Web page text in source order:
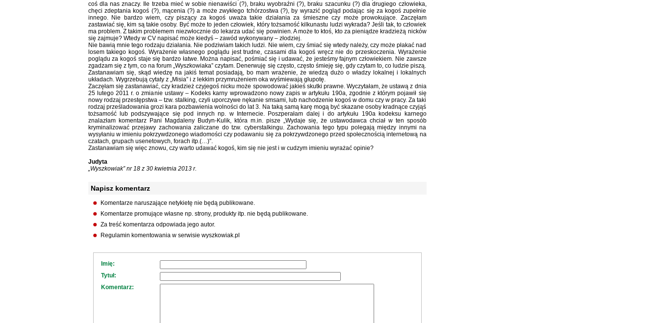
coś dla nas znaczy. Ile trzeba mieć w sobie nienawiści (?), braku wyobraźni (?), braku szacunku (?) dla drugiego człowieka,
chęci zdeptania kogoś (?), mącenia (?) a może zwykłego tchórzostwa (?), by wyrazić pogląd podając się za kogoś zupełnie
innego. Nie bardzo wiem, czy piszący za kogoś uważa takie działania za śmieszne czy może prowokujące. Zaczęłam
zastawiać się, kim są takie osoby. Być może to jeden człowiek, który tożsamość kilkunastu ludzi wykrada? Jeśli tak, to człowiek
ma problem. Z takim problemem niezwłocznie do lekarza udać się powinien. A może to ktoś, kto za pieniądze kradzieżą nicków
się zajmuje? Wtedy w CV napisać może kiedyś – zawód wykonywany – złodziej.
Nie bawią mnie tego rodzaju działania. Nie podziwiam takich ludzi. Nie wiem, czy śmiać się wtedy należy, czy może płakać nad
losem takiego kogoś. Wyrażenie własnego poglądu jest trudne, czasami dla kogoś wręcz nie do przeskoczenia. Wyrażenie
poglądu za kogoś staje się bardzo łatwe. Można napisać, pośmiać się i udawać, że jesteśmy fajnym człowiekiem. Nie zawsze
zgadzam się z tym, co na forum „Wyszkowiaka” czytam. Denerwuję się często, często śmieję się, gdy czytam to, co ludzie piszą.
Zastanawiam się, skąd wiedzę na jakiś temat posiadają, bo mam wrażenie, że wiedzą dużo o władzy lokalnej i lokalnych
układach. Wygrzebują cytaty z „Misia” i z lekkim przymrużeniem oka wyśmiewają głupotę.
Zaczęłam się zastanawiać, czy kradzież czyjegoś nicku może spowodować jakieś skutki prawne. Wyczytałam, że ustawą z dnia
25 lutego 2011 r. o zmianie ustawy – Kodeks karny wprowadzono nowy zapis w artykułu 190a, zgodnie z którym pojawił się
nowy rodzaj przestępstwa – tzw. stalking, czyli uporczywe nękanie smsami, lub nachodzenie kogoś w domu czy w pracy. Za taki
rodzaj prześladowania grozi kara pozbawienia wolności do lat 3. Na taką samą karę mogą być skazane osoby kradnące czyjąś
tożsamość lub podszywające się pod innych np. w Internecie. Poszperałam dalej i do artykułu 190a kodeksu karnego
znalazłam komentarz Pani Magdaleny Budyn-Kulik, która m.in. pisze „Wydaje się, że ustawodawca chciał w ten sposób
kryminalizować przejawy zachowania zaliczane do tzw. cyberstalkingu. Zachowania tego typu polegają między innymi na
wysyłaniu w imieniu pokrzywdzonego wiadomości czy podawaniu się za pokrzywdzonego przed społecznością internetową na
czatach, grupach usenetowych, forach itp.(…)”.
Zastanawiam się więc znowu, czy warto udawać kogoś, kim się nie jest i w cudzym imieniu wyrażać opinie?
Judyta
„Wyszkowiak” nr 18 z 30 kwietnia 2013 r.
Napisz komentarz
Komentarze naruszające netykietę nie będą publikowane.
Komentarze promujące własne np. strony, produkty itp. nie będą publikowane.
Za treść komentarza odpowiada jego autor.
Regulamin komentowania w serwisie wyszkowiak.pl
Imię:
Tytuł:
Komentarz: